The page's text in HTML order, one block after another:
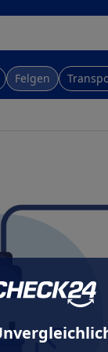
Felgen